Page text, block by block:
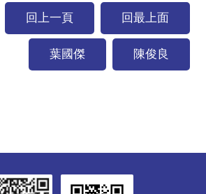
回上一頁
回最上面
葉國傑 陳俊良